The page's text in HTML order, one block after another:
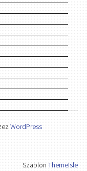
WordPress
SzablonThemeIsle